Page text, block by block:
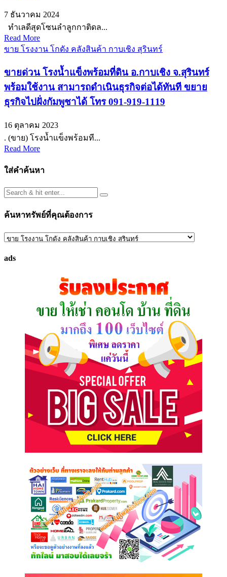
7 ธันวาคม 2024
ทำเลดีสุดโซนลำลูกกาติดล...
Read More
ขาย โรงงาน โกดัง คลังสินค้า กาบเชิง สุรินทร์
ขายด่วน โรงน้ำแข็งพร้อมที่ดิน อ.กาบเชิง จ.สุรินทร์
พร้อมใช้งาน สามารถดำเนินธุรกิจต่อได้ทันที ขยาย
ธุรกิจไปฝั่งกัมพูชาได้ โทร 091-919-1119
16 ตุลาคม 2023
. (ขาย) โรงน้ำแข็งพร้อมที...
Read More
ใส่คำค้นหา
ค้นหาทรัพย์ที่คุณต้องการ
ค้นหา
ที่
ads